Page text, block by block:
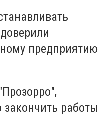
предприятию
закончить работы